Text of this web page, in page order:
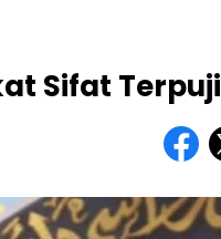
Sifat Terpuji